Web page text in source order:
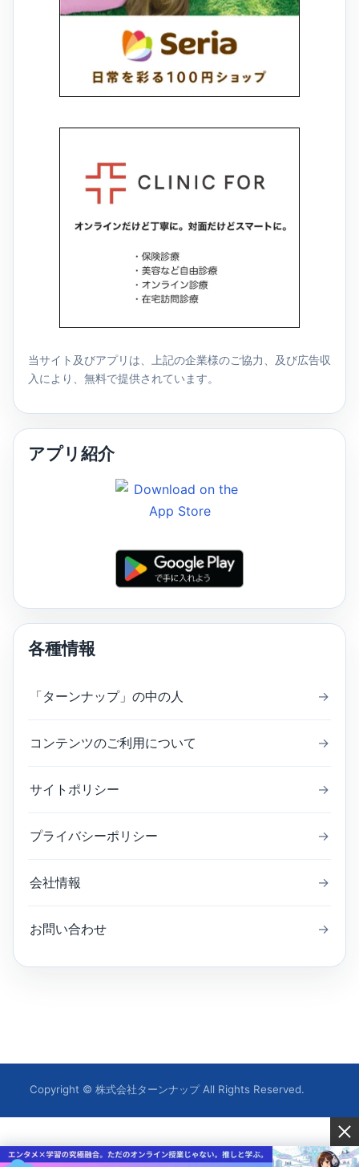
当サイト及びアプリは、上記の企業様のご協力、及び広告収
入により、無料で提供されています。
アプリ紹介
各種情報
「ターンナップ」の中の人 →
コンテンツのご利用について →
サイトポリシー →
プライバシーポリシー →
会社情報 →
お問い合わせ →
Copyright © 株式会社ターンナップ All Rights Reserved.